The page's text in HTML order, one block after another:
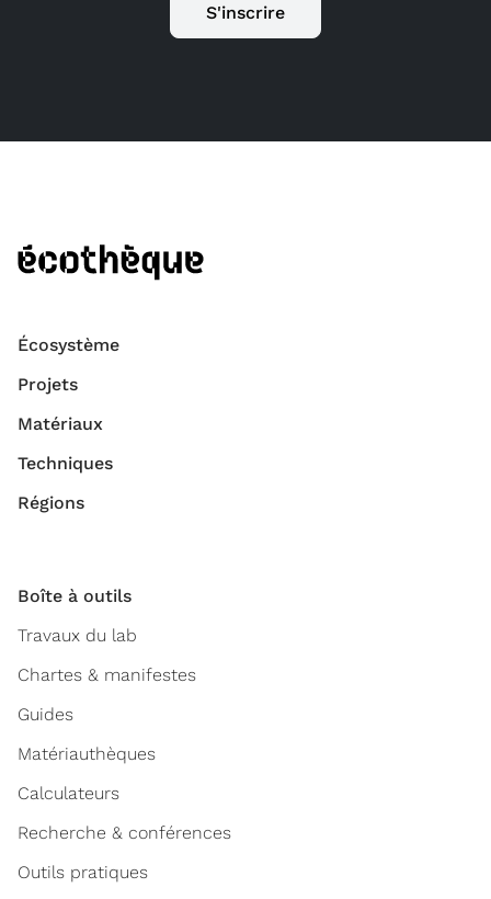
S'inscrire
Écosystème
Projets
Matériaux
Techniques
Régions
Boîte à outils
Travaux du lab
Chartes & manifestes
Guides
Matériauthèques
Calculateurs
Recherche & conférences
Outils pratiques